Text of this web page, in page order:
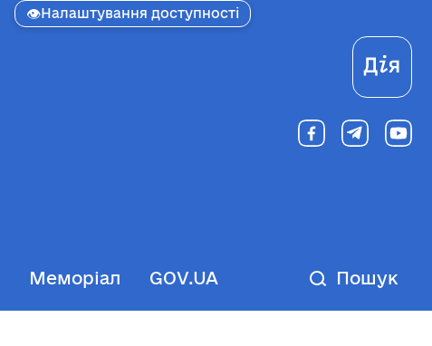
👁Налаштування доступності
Меморіал GOV.UA Пошук